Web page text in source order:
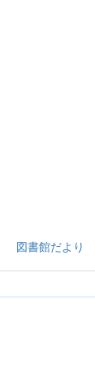
図書館だより